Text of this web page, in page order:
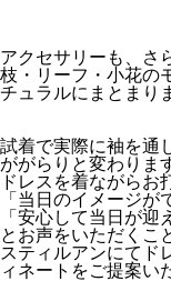
アクセサリーも、さ
枝・リーフ・小花の
チュラルにまとまり
試着で実際に袖を通
ががらりと変わりま
ドレスを着ながらお
「当日のイメージが
「安心して当日が迎
とお声をいただくこ
スティルアンにてド
ィネートをご提案い